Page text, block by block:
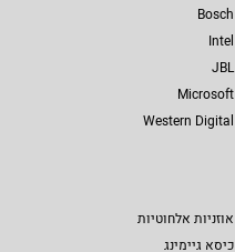
Bosch
Intel
JBL
Microsoft
Western Digital
אוזניות אלחוטיות
כיסא גיימינג